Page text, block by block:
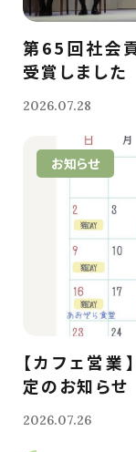
第65回社会
受賞しました
2026.07.28
お知らせ
【カフェ営
定のお知らせ
2026.07.26